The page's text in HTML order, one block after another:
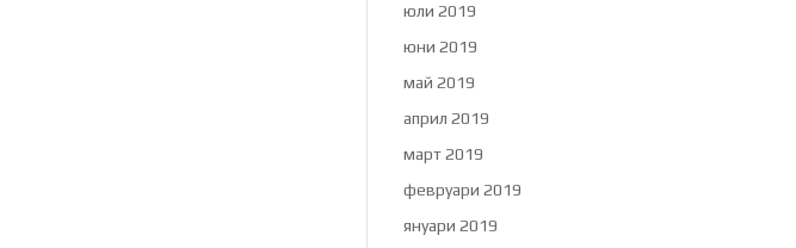
юли 2019
юни 2019
май 2019
април 2019
март 2019
февруари 2019
януари 2019